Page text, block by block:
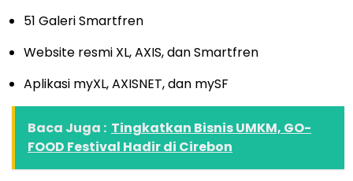
51 Galeri Smartfren
Website resmi XL, AXIS, dan Smartfren
Aplikasi myXL, AXISNET, dan mySF
Baca Juga : Tingkatkan Bisnis UMKM, GO-
FOOD Festival Hadir di Cirebon